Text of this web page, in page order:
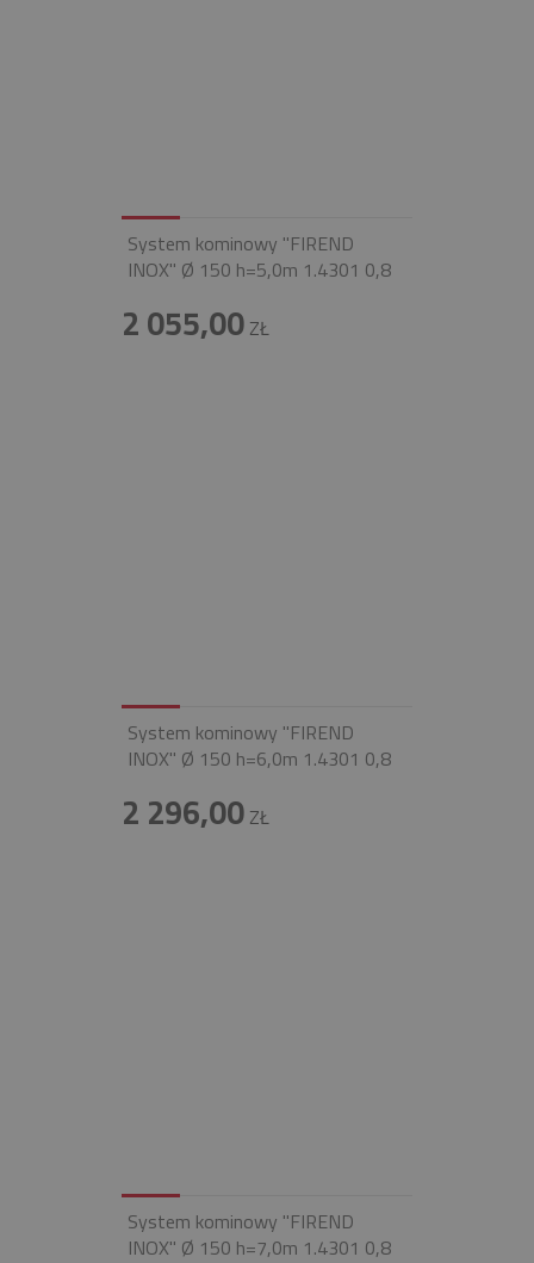
System kominowy "FIREND
INOX" Ø 150 h=5,0m 1.4301 0,8
2 055,00ZŁ
System kominowy "FIREND
INOX" Ø 150 h=6,0m 1.4301 0,8
2 296,00ZŁ
System kominowy "FIREND
INOX" Ø 150 h=7,0m 1.4301 0,8